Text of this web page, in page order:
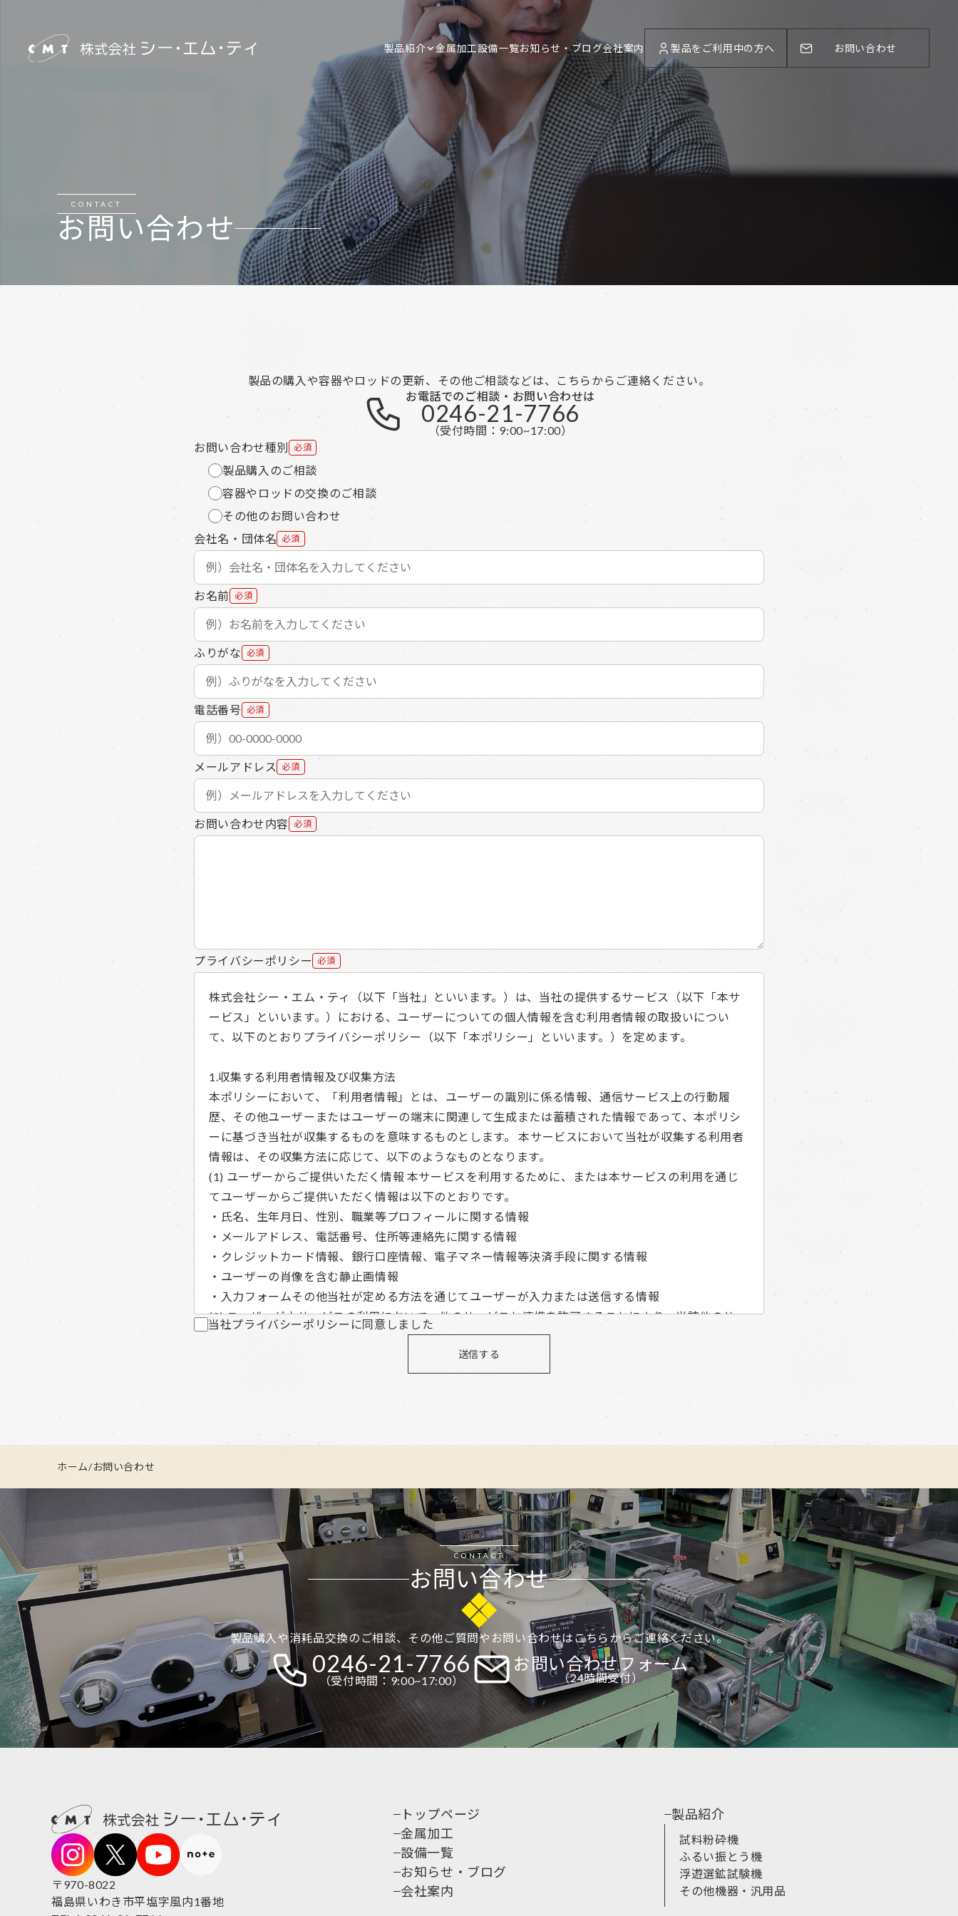
製品紹介 金属加工設備一覧お知らせ・ブログ会社案内 製品をご利用中の方へ お問い合わせ
CONTACT
お問い合わせ
製品の購入や容器やロッドの更新、その他ご相談などは、こちらからご連絡ください。
お電話でのご相談・お問い合わせは
0246-21-7766
（受付時間：9:00~17:00）
お問い合わせ種別 必須
製品購入のご相談
容器やロッドの交換のご相談
その他のお問い合わせ
会社名・団体名 必須
お名前 必須
ふりがな 必須
電話番号 必須
メールアドレス 必須
お問い合わせ内容 必須
プライバシーポリシー 必須
株式会社シー・エム・ティ（以下「当社」といいます。）は、当社の提供するサービス（以下「本サ
ービス」といいます。）における、ユーザーについての個人情報を含む利用者情報の取扱いについ
て、以下のとおりプライバシーポリシー（以下「本ポリシー」といいます。）を定めます。
1.収集する利用者情報及び収集方法
本ポリシーにおいて、「利用者情報」とは、ユーザーの識別に係る情報、通信サービス上の行動履
歴、その他ユーザーまたはユーザーの端末に関連して生成または蓄積された情報であって、本ポリシ
ーに基づき当社が収集するものを意味するものとします。 本サービスにおいて当社が収集する利用者
情報は、その収集方法に応じて、以下のようなものとなります。
(1) ユーザーからご提供いただく情報 本サービスを利用するために、または本サービスの利用を通じ
てユーザーからご提供いただく情報は以下のとおりです。
・氏名、生年月日、性別、職業等プロフィールに関する情報
・メールアドレス、電話番号、住所等連絡先に関する情報
・クレジットカード情報、銀行口座情報、電子マネー情報等決済手段に関する情報
・ユーザーの肖像を含む静止画情報
・入力フォームその他当社が定める方法を通じてユーザーが入力または送信する情報
(2) ユーザーが本サービスの利用において、他のサービスと連携を許可することにより、当該他のサー
ユーザーが、本サービスを利用するにあたり、ソーシャルネットワーキングサービス等の他のサービ
スとの連携を許可した場合には、その許可の際にご同意いただいた内容に基づき、以下の情報を当該
・その他当該外部サービスのプライバシー設定によりユーザーが連携先に開示を認めた情報
当社は、本サービスへのアクセス状況やそのご利用方法に関する情報を収集することがあります。こ
れには以下の情報が含まれます。
・リファラ
・IPアドレス
・サーバーアクセスログに関する情報
・Cookie、ADID、IDFAその他の識別子
(4) ユーザーが本サービスを利用するにあたって、当社がユーザーの個別同意に基づいて収集する情報
当社は、ユーザーが3-1に定める方法により個別に同意した場合、当社は以下の情報を利用中の端末
から収集します。
・位置情報
2.利用目的
本サービスのサービス提供にかかわる利用者情報の具体的な利用目的は以下のとおりです。
(1) 本サービスに関する登録の受付、本人確認、ユーザー認証、ユーザー設定の記録、利用料金の決済
計算等本サービスの提供、維持、保護及び改善のため
(5) 本サービスに関する当社の規約、ポリシー等（以下「規約等」といいます。）に違反する行為に対
する対応のため
(6) 本サービスに関する規約等の変更などを通知するため
3.通知・公表または同意取得の方法、利用中止要請の方法
当社プライバシーポリシーに同意しました
送信する
ホーム/お問い合わせ
CONTACT
お問い合わせ
製品購入や消耗品交換のご相談、その他ご質問やお問い合わせはこちらからご連絡ください。
0246-21-7766
（受付時間：9:00~17:00）
お問い合わせフォーム
（24時間受付）
〒970-8022
福島県いわき市平塩字風内1番地​​​​​​​
トップページ
金属加工
設備一覧
お知らせ・ブログ
会社案内
製品紹介
試料粉砕機
ふるい振とう機
浮遊選鉱試験機
その他機器・汎用品